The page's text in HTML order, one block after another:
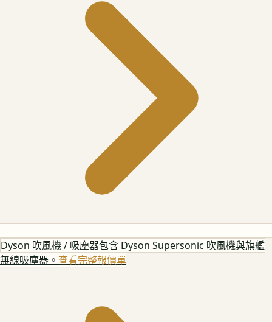
Dyson 吹風機 / 吸塵器包含 Dyson Supersonic 吹風機與旗艦
無線吸塵器。 查看完整報價單